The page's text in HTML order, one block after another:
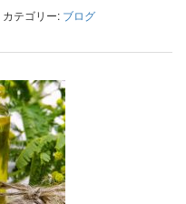
カテゴリー: ブログ